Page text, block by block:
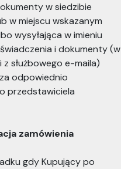
w siedzibie
w miejscu wskazanym
wysyłająca w imieniu
i dokumenty (w
służbowego e-maila)
odpowiednio
przedstawiciela
zamówienia
gdy Kupujący po